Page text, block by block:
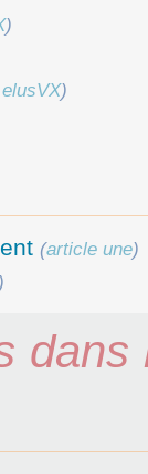
)
elusVX)
(article une)
)
dans